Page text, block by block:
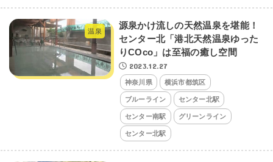
温泉
源泉かけ流しの天然温泉を堪能！
センター北「港北天然温泉ゆった
りCOco」は至福の癒し空間
2023.12.27
神奈川県 横浜市都筑区
ブルーライン センター北駅
センター南駅 グリーンライン
センター北駅